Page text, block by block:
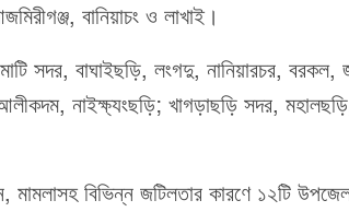
বানিয়াচং ও লাখাই।
সদর, বাঘাইছড়ি, লংগদু, নানিয়ারচর,
নাইক্ষ্যংছড়ি; খাগড়াছড়ি সদর, মহালছড়ি,
মামলাসহ বিভিন্ন জটিলতার কারণে ১২টি